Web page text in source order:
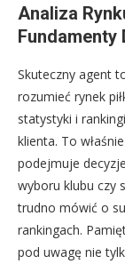
Analiza
Fundamenty
Skuteczny agent
rozumieć rynek
statystyki i
klienta. To
podejmuje
wyboru klubu czy
trudno mówić o
rankingach.
pod uwagę nie